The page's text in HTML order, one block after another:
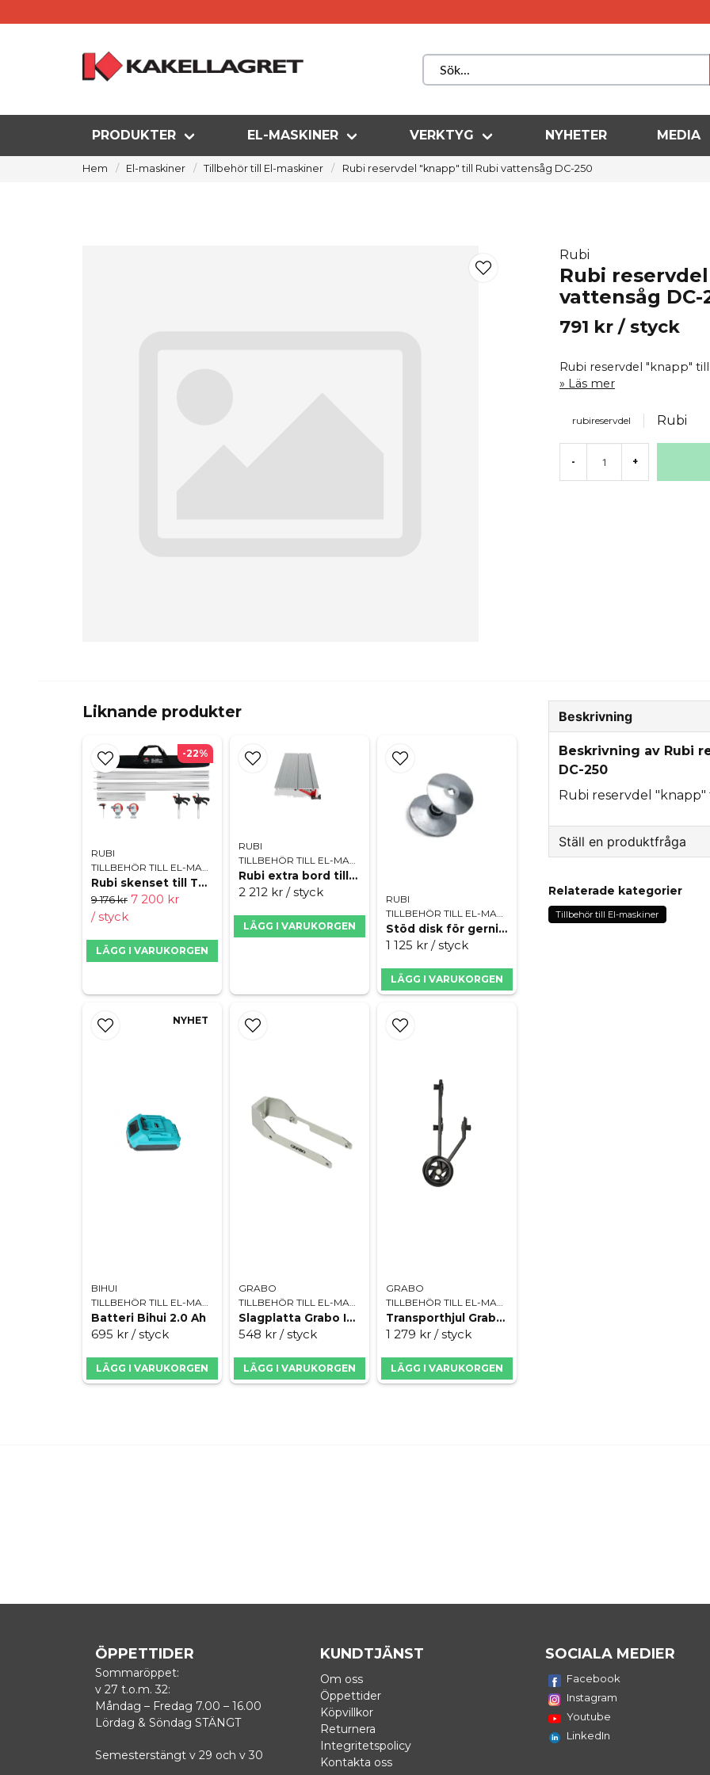
PRODUKTER EL-MASKINER VERKTYG NYHETER MEDIA
Hem El-maskiner Tillbehör till El-maskiner Rubi reservdel "knapp" till Rubi vattensåg DC-250
Rubi
Rubi
vattensåg DC-
791 kr / styck
Rubi reservdel "knapp"
Läs mer
rubireservdel Rubi
- +
Liknande produkter
RUBI
TILLBEHÖR TILL EL-MASKINER
Rubi skenset till TC-125 G2
9 176 kr 7 200 kr
/ styck
LÄGG I VARUKORGEN
-22%
RUBI
Rubi extra bord till dc250
2 212 kr / styck
LÄGG I VARUKORGEN
RUBI
Stöd disk för gerning till Rubi x-pert 250
1 125 kr / styck
LÄGG I VARUKORGEN
BIHUI
Batteri Bihui 2.0 Ah
695 kr / styck
LÄGG I VARUKORGEN
NYHET
GRABO
Slagplatta Grabo Impact plate
548 kr / styck
LÄGG I VARUKORGEN
GRABO
Transporthjul Grabo Roller
1 279 kr / styck
LÄGG I VARUKORGEN
Beskrivning
Beskrivning av Rubi
DC-250
Rubi reservdel
Ställ en produktfråga
Fråga oss något om
Relaterade kategorier
Tillbehör till El-maskiner
ÖPPETTIDER
Sommaröppet:
v 27 t.o.m. 32:
Måndag – Fredag 7.00 – 16.00
Lördag & Söndag STÄNGT
Semesterstängt v 29 och v 30
KUNDTJÄNST
Om oss
Öppettider
Köpvillkor
Returnera
Integritetspolicy
Kontakta oss
SOCIALA MEDIER
Facebook
Instagram
Youtube
LinkedIn